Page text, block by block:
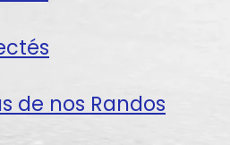
de nos Randos